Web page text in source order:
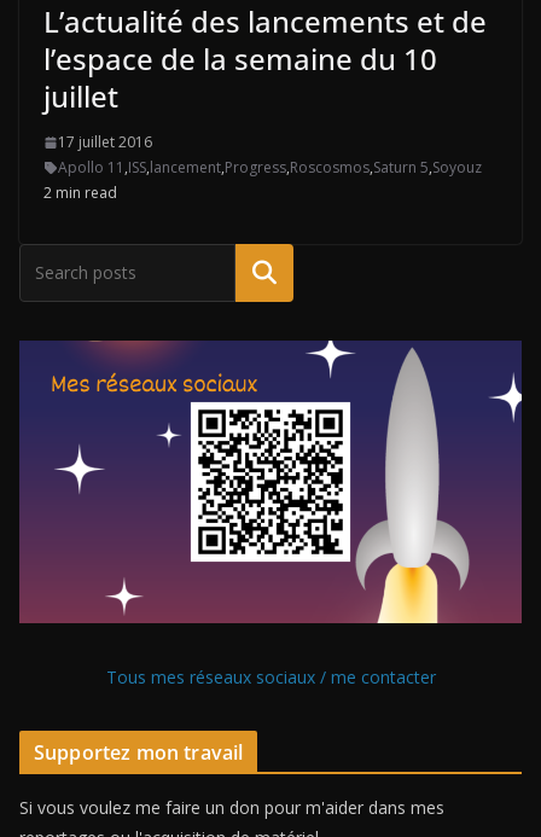
L’actualité des lancements et de
l’espace de la semaine du 10
juillet
17 juillet 2016
Apollo 11 ,ISS,lancement,Progress,Roscosmos,Saturn 5,Soyouz
2 min read
Tous mes réseaux sociaux / me contacter
Supportez mon travail
Si vous voulez me faire un don pour m'aider dans mes